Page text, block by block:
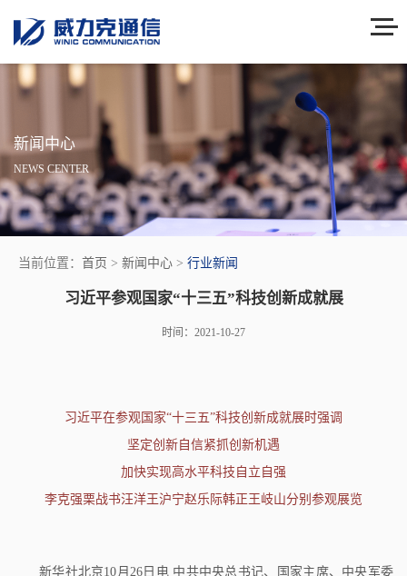
新闻中心
NEWS CENTER
当前位置： 首页 > 新闻中心 > 行业新闻
习近平参观国家“十三五”科技创新成就展
时间：2021-10-27
习近平在参观国家“十三五”科技创新成就展时强调
坚定创新自信紧抓创新机遇
加快实现高水平科技自立自强
李克强栗战书汪洋王沪宁赵乐际韩正王岐山分别参观展览
新华社北京10月26日电 中共中央总书记、国家主席、中央军委